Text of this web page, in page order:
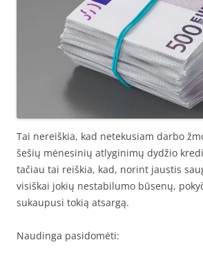
Tai nereiškia, kad netekusiam darbo
šešių mėnesinių atlyginimų dydžio
tačiau tai reiškia, kad, norint jaustis
visiškai jokių nestabilumo būsenų,
sukaupusi tokią atsargą.
Naudinga pasidomėti: